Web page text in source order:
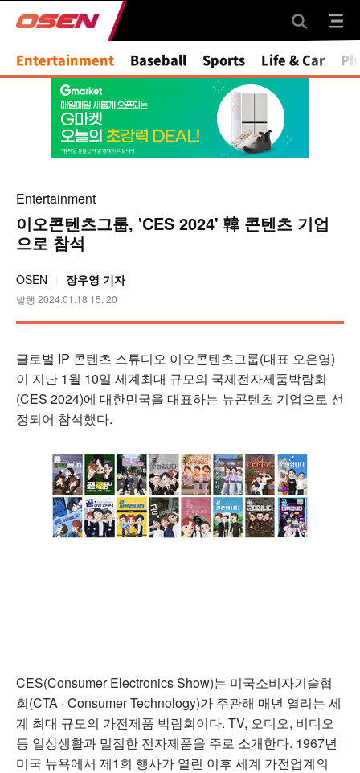
Entertainment Baseball Sports Life & Car
Entertainment
이오콘텐츠그룹, 'CES 2024' 韓 콘텐츠 기업
으로 참석
OSEN 장우영 기자
발행 2024.01.18 15: 20
글로벌 IP 콘텐츠 스튜디오 이오콘텐츠그룹(대표 오은영)
이 지난 1월 10일 세계최대 규모의 국제전자제품박람회
(CES 2024)에 대한민국을 대표하는 뉴콘텐츠 기업으로 선
정되어 참석했다.
CES(Consumer Electronics Show)는 미국소비자기술협
회(CTA · Consumer Technology)가 주관해 매년 열리는 세
계 최대 규모의 가전제품 박람회이다. TV, 오디오, 비디오
등 일상생활과 밀접한 전자제품을 주로 소개한다. 1967년
미국 뉴욕에서 제1회 행사가 열린 이후 세계 가전업계의